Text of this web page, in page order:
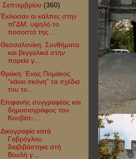
Σεπτεμβρίου (360)
Έκλεισαν οι κάλπες στην
πΓΔΜ, υψηλό το
ποσοστό της...
Θεσσαλονίκη: Συνθήματα
και βεγγαλικά στην
πορεία γ...
Θράκη: Ένας Πομάκος
“κάνει σκόνη” τα σχέδια
του το...
Επιφανής συγγραφέας και
δημοσιογράφος του
Κουβέιτ-...
Δικογραφία κατά
Γαβρόγλου
διαβιβάστηκε στή
Βουλή γ...